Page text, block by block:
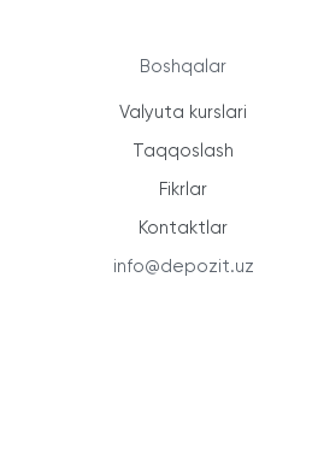
Boshqalar
Valyuta kurslari
Taqqoslash
Fikrlar
Kontaktlar
info@depozit.uz